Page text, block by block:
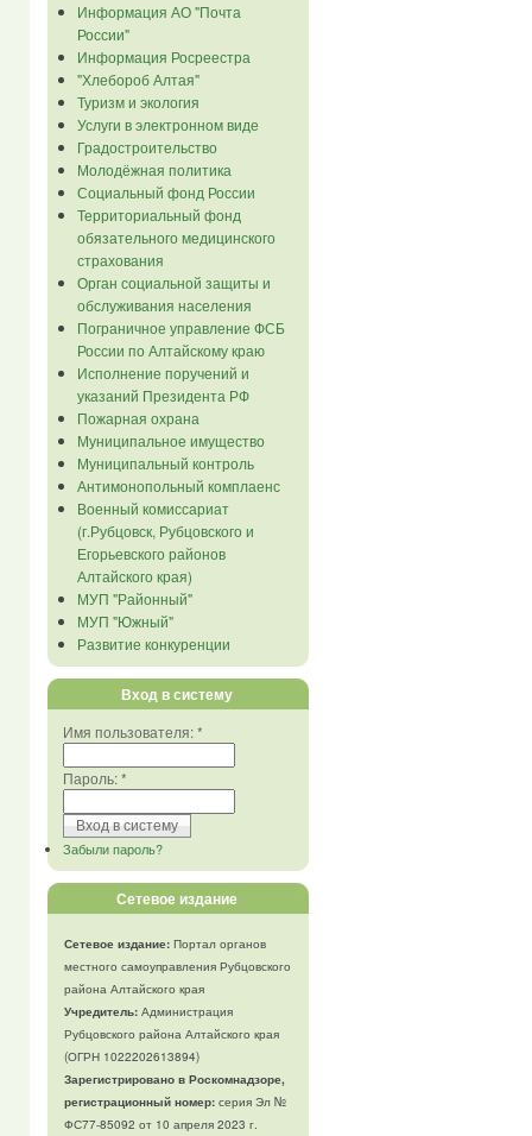
Информация АО "Почта
России"
Информация Росреестра
"Хлебороб Алтая"
Туризм и экология
Услуги в электронном виде
Градостроительство
Молодёжная политика
Социальный фонд России
Территориальный фонд
обязательного медицинского
страхования
Орган социальной защиты и
обслуживания населения
Пограничное управление ФСБ
России по Алтайскому краю
Исполнение поручений и
указаний Президента РФ
Пожарная охрана
Муниципальное имущество
Муниципальный контроль
Антимонопольный комплаенс
Военный комиссариат
(г.Рубцовск, Рубцовского и
Егорьевского районов
Алтайского края)
МУП "Районный"
МУП "Южный"
Развитие конкуренции
Вход в систему
Имя пользователя:*
Пароль:*
Забыли пароль?
Сетевое издание
Сетевое издание:Портал органов
местного самоуправления Рубцовского
района Алтайского края
Учредитель:Администрация
Рубцовского района Алтайского края
(ОГРН 1022202613894)
Зарегистрировано в Роскомнадзоре,
регистрационный номер:серия Эл №
ФС77-85092 от 10 апреля 2023 г.